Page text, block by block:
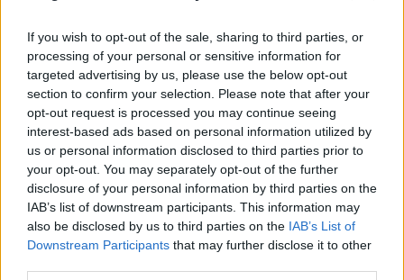
If you wish to opt-out of the sale, sharing to third parties, or
processing of your personal or sensitive information for
targeted advertising by us, please use the below opt-out
section to confirm your selection. Please note that after your
opt-out request is processed you may continue seeing
interest-based ads based on personal information utilized by
us or personal information disclosed to third parties prior to
your opt-out. You may separately opt-out of the further
disclosure of your personal information by third parties on the
IAB’s list of downstream participants. This information may
also be disclosed by us to third parties on the IAB’s List of
Downstream Participants that may further disclose it to other
szubkulturális ikonból Mercury-díjas világsztár lett
az Antony And The Johnsons zenekar élén. A
transznemű előadó legújabb nagy váltása ez előtt a
friss lemez előtt történt, Antonyról Anohni-re
változtatta nevét, ezzel szép párhuzamban pedig az
eddigi barokkpopos, nagyzenekari megszólalását is
radikálisan újra cserélte. Bár már korábban is
kalandozott az elektronikus zene és a diszkó
világában (Hercules & Love Affair-,Matmos-,
Oneohtrix Point Never-közreműködések), mostani
ötödik albumán teljesen ez a műfaj uralkodik, ebből
is a kísérletezősebb irányzat, hiszen az egész anyag
két úttörő producerrel, a bass-es, trapes zenékkel